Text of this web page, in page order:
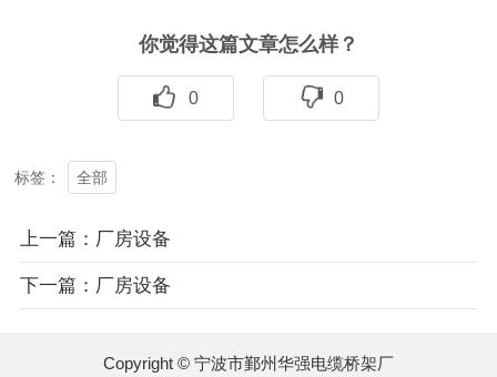
你觉得这篇文章怎么样？
0 0
标签： 全部
上一篇：厂房设备
下一篇：厂房设备
Copyright © 宁波市鄞州华强电缆桥架厂